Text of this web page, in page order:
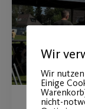
Wir
Wir
Einige
nicht-